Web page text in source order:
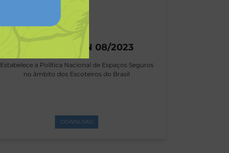
Resolução CAN 08/2023
Estabelece a Política Nacional de Espaços Seguros
no âmbito dos Escoteiros do Brasil
DOWNLOAD